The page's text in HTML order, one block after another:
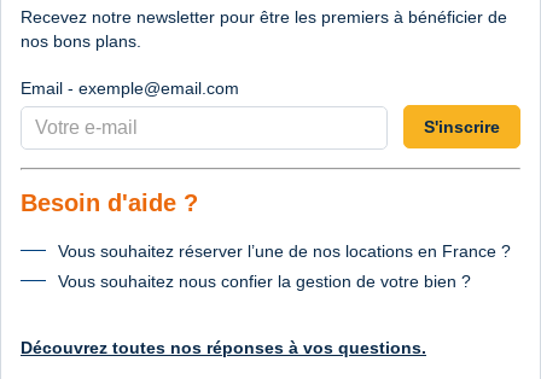
Recevez notre newsletter pour être les premiers à bénéficier de
nos bons plans.
Email - exemple@email.com
S'inscrire
Besoin d'aide ?
Vous souhaitez réserver l’une de nos locations en France ?
Vous souhaitez nous confier la gestion de votre bien ?
Découvrez toutes nos réponses à vos questions.